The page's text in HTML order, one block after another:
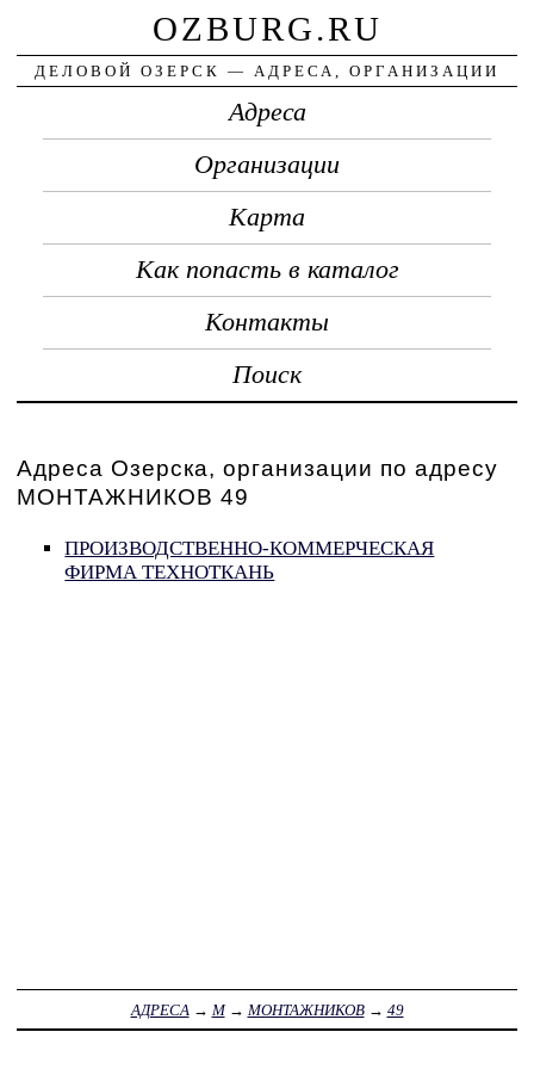
OZBURG.RU
ДЕЛОВОЙ ОЗЕРСК — АДРЕСА, ОРГАНИЗАЦИИ
Адреса
Организации
Карта
Как попасть в каталог
Контакты
Поиск
Адреса Озерска, организации по адресу
МОНТАЖНИКОВ 49
ПРОИЗВОДСТВЕННО-КОММЕРЧЕСКАЯ
ФИРМА ТЕХНОТКАНЬ
АДРЕСА → М→ МОНТАЖНИКОВ→ 49